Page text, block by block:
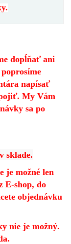
.
dopĺňať ani
napísať
My Vám
sa po
sklade.
je možné len
E-shop, do
objednávku
nie je možný.